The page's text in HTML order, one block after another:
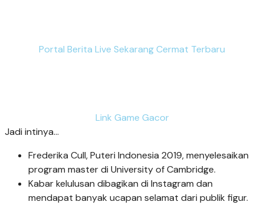
Portal Berita Live Sekarang Cermat Terbaru
Link Game Gacor
Jadi intinya...
Frederika Cull, Puteri Indonesia 2019, menyelesaikan
program master di University of Cambridge.
Kabar kelulusan dibagikan di Instagram dan
mendapat banyak ucapan selamat dari publik figur.